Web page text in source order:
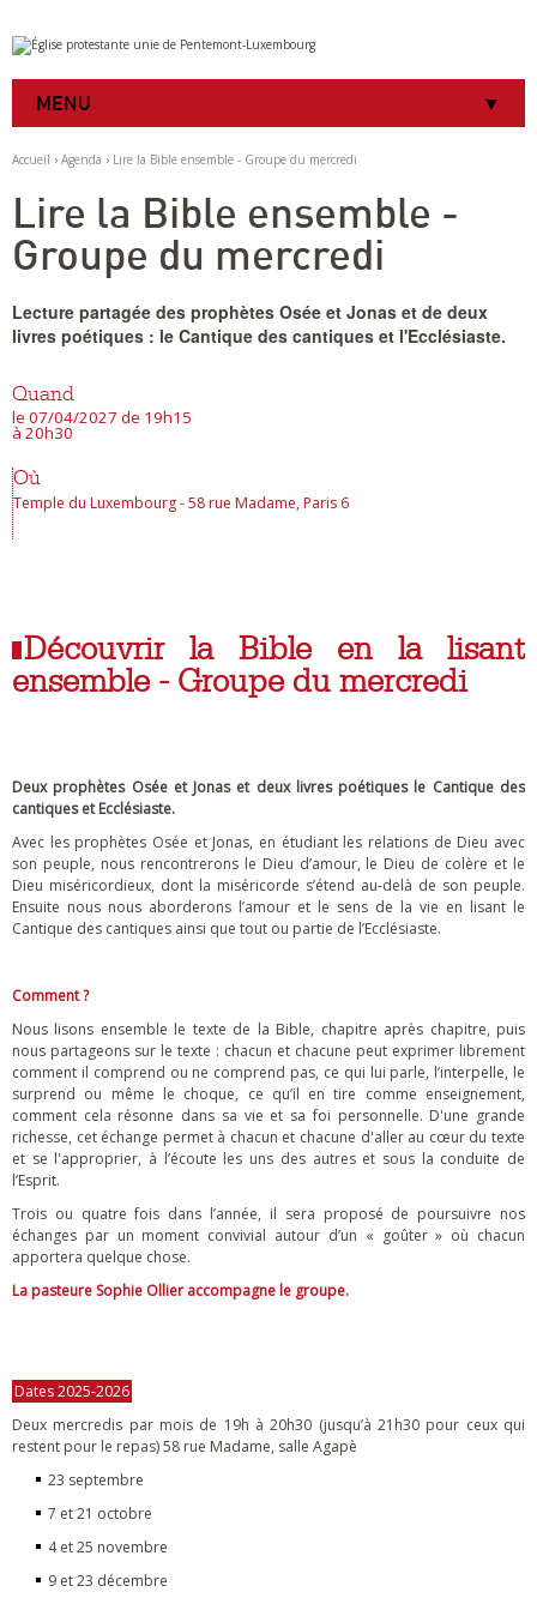
Aller
au
contenu.
à
navigation
Outils
personnels
MENU
Accueil › Agenda › Lire la Bible ensemble - Groupe du mercredi
Lire la Bible ensemble -
Groupe du mercredi
Lecture partagée des prophètes Osée et Jonas et de deux
livres poétiques : le Cantique des cantiques et l'Ecclésiaste.
Quand
le 07/04/2027 de 19h15
à 20h30
Où
Temple du Luxembourg - 58 rue Madame, Paris 6
Découvrir la Bible en la lisant
ensemble - Groupe du mercredi
Deux prophètes Osée et Jonas et deux livres poétiques le Cantique des
cantiques et Ecclésiaste.
Avec les prophètes Osée et Jonas, en étudiant les relations de Dieu avec
son peuple, nous rencontrerons le Dieu d’amour, le Dieu de colère et le
Dieu miséricordieux, dont la miséricorde s’étend au-delà de son peuple.
Ensuite nous nous aborderons l’amour et le sens de la vie en lisant le
Cantique des cantiques ainsi que tout ou partie de l’Ecclésiaste.
Comment ?
Nous lisons ensemble le texte de la Bible, chapitre après chapitre, puis
nous partageons sur le texte : chacun et chacune peut exprimer librement
comment il comprend ou ne comprend pas, ce qui lui parle, l’interpelle, le
surprend ou même le choque, ce qu’il en tire comme enseignement,
comment cela résonne dans sa vie et sa foi personnelle. D'une grande
richesse, cet échange permet à chacun et chacune d'aller au cœur du texte
et se l'approprier, à l’écoute les uns des autres et sous la conduite de
l’Esprit.
Trois ou quatre fois dans l’année, il sera proposé de poursuivre nos
échanges par un moment convivial autour d’un « goûter » où chacun
apportera quelque chose.
La pasteure Sophie Ollier accompagne le groupe.
Dates 2025-2026
Deux mercredis par mois de 19h à 20h30 (jusqu’à 21h30 pour ceux qui
restent pour le repas) 58 rue Madame, salle Agapè
23 septembre
7 et 21 octobre
4 et 25 novembre
9 et 23 décembre